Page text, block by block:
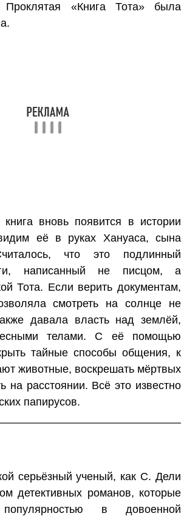
Проклятая «Книга Тота» была
вновь появится в истории
её в руках Хануаса, сына
что это подлинный
написанный не писцом, а
Тота. Если верить документам,
смотреть на солнце не
давала власть над землёй,
телами. С её помощью
тайные способы общения, к
животные, воскрешать мёртвых
на расстоянии. Всё это известно
папирусов.
серьёзный ученый, как С. Дели
детективных романов, которые
популярностью в довоенной